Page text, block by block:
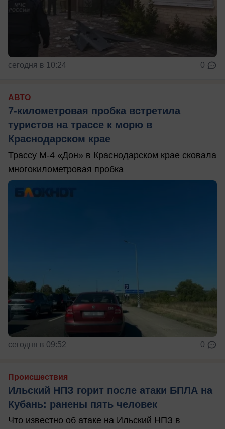
сегодня в 10:24 0
АВТО
7-километровая пробка встретила
туристов на трассе к морю в
Краснодарском крае
Трассу М-4 «Дон» в Краснодарском крае сковала
многокилометровая пробка
сегодня в 09:52 0
Происшествия
Ильский НПЗ горит после атаки БПЛА на
Кубань: ранены пять человек
Что известно об атаке на Ильский НПЗ в